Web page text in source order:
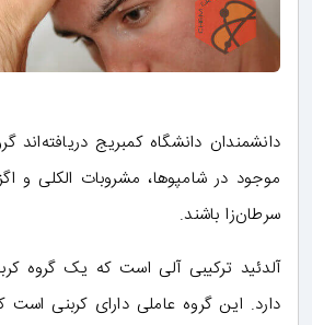
دانشمندان دانشگاه کمبریج دریافته‌اند
موجود در شامپوها، مشروبات الکلی و
سرطان‌زا باشند.
آلدئید ترکیبی آلی است که یک گروه
دارد. این گروه عاملی دارای کربنی